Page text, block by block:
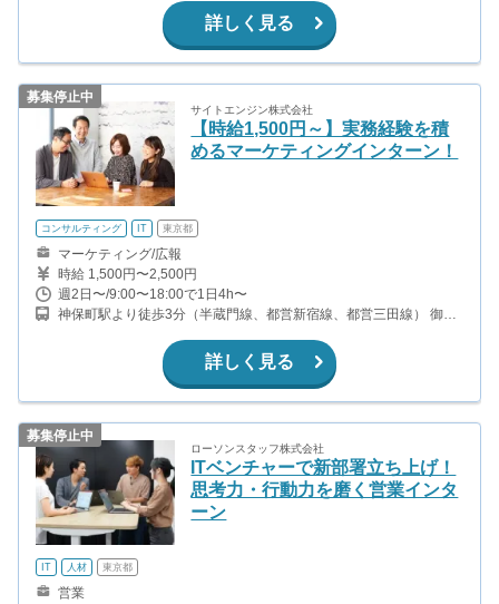
線) 御茶ノ水駅から徒歩11分(中央・総武線、丸ノ内線)
詳しく見る
募集停止中
サイトエンジン株式会社
【時給1,500円～】実務経験を積
めるマーケティングインターン！
コンサルティング IT 東京都
マーケティング/広報
時給 1,500円〜2,500円
週2日〜/9:00〜18:00で1日4h〜
神保町駅より徒歩3分（半蔵門線、都営新宿線、都営三田線） 御茶
詳しく見る
募集停止中
ローソンスタッフ株式会社
ITベンチャーで新部署立ち上げ！
思考力・行動力を磨く営業インタ
ーン
IT 人材 東京都
営業